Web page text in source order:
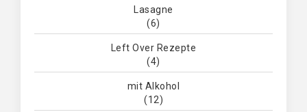
Lasagne
(6)
Left Over Rezepte
(4)
mit Alkohol
(12)